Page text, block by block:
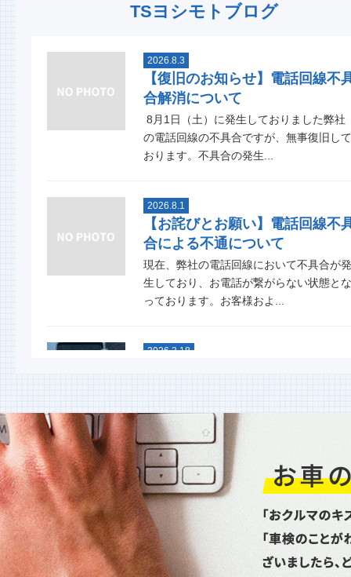
TSヨシモトブログ
2026.8.3
【復旧のお知らせ】電話回線不
合解消について
8月1日（土）に発生しておりました弊社
の電話回線の不具合ですが、無事復旧して
おります。不具合の発生...
2026.8.1
【お詫びとお願い】電話回線不
合による不通について
現在、弊社の電話回線において不具合が発
生しており、お電話が繋がらない状態とな
っております。お客様およ...
2026.3.18
タイヤ性能比較テスト命を預ける重要なタ
イヤ。単なる噂やネット情...
2026.1.6
新年あけましておめでとうござ
ます
昨年は格別のお引立てを賜り厚く御礼申し
上げます。本年もどうぞよろしくお願い申